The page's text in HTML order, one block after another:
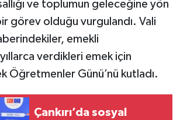
ve toplumun geleceğine yön
görev olduğu vurgulandı. Vali
emekli
verdikleri emek için
Öğretmenler Günü’nü kutladı.
Çankırı’da sosyal